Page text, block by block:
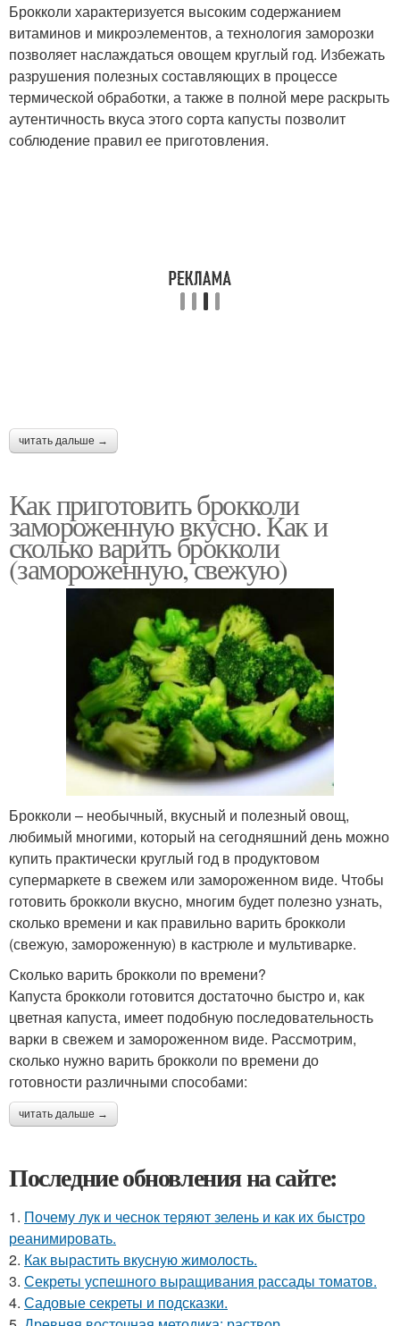
Брокколи характеризуется высоким содержанием
витаминов и микроэлементов, а технология заморозки
позволяет наслаждаться овощем круглый год. Избежать
разрушения полезных составляющих в процессе
термической обработки, а также в полной мере раскрыть
аутентичность вкуса этого сорта капусты позволит
соблюдение правил ее приготовления.
читать дальше →
Как приготовить брокколи
замороженную вкусно. Как и
сколько варить брокколи
(замороженную, свежую)
Брокколи – необычный, вкусный и полезный овощ,
любимый многими, который на сегодняшний день можно
купить практически круглый год в продуктовом
супермаркете в свежем или замороженном виде. Чтобы
готовить брокколи вкусно, многим будет полезно узнать,
сколько времени и как правильно варить брокколи
(свежую, замороженную) в кастрюле и мультиварке.
Сколько варить брокколи по времени?
Капуста брокколи готовится достаточно быстро и, как
цветная капуста, имеет подобную последовательность
варки в свежем и замороженном виде. Рассмотрим,
сколько нужно варить брокколи по времени до
готовности различными способами:
читать дальше →
Последние обновления на сайте:
1. Почему лук и чеснок теряют зелень и как их быстро
реанимировать.
2. Как вырастить вкусную жимолость.
3. Секреты успешного выращивания рассады томатов.
4. Садовые секреты и подсказки.